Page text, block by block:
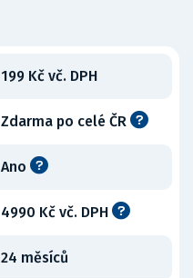
199 Kč vč. DPH
Zdarma po celé ČR
Ano
4990 Kč vč. DPH
24 měsíců